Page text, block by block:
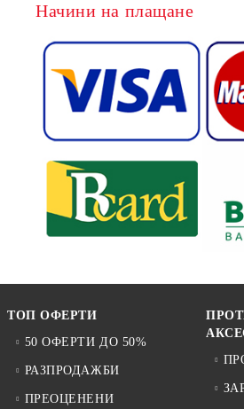
Начини на плащане
ТОП ОФЕРТИ
50 ОФЕРТИ ДО 50%
РАЗПРОДАЖБИ
ПРЕОЦЕНЕНИ